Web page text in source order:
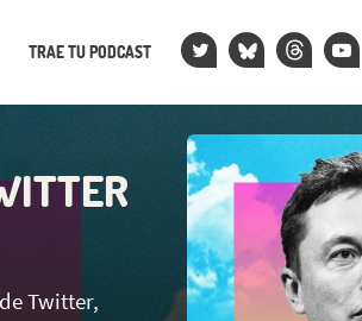
TRAE TU PODCAST
Twitter,